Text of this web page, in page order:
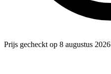
Prijs gecheckt op 8 augustus 2026